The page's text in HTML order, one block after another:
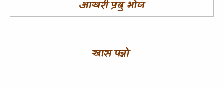
आखरी प्रबु भोज
खास पन्नो